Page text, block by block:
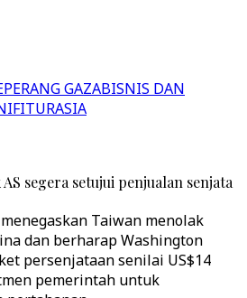
PERANG GAZABISNIS DAN
FITURASIA
segera setujui penjualan senjata
Taiwan menolak
dan berharap Washington
persenjataan senilai US$14
pemerintah untuk